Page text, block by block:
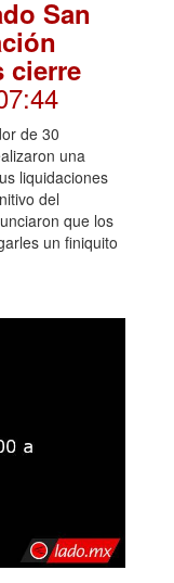
San
cierre
de 30
una
liquidaciones
del
que los
un finiquito